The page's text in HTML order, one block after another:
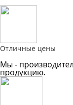
Отличные цены
Мы -
продукцию.